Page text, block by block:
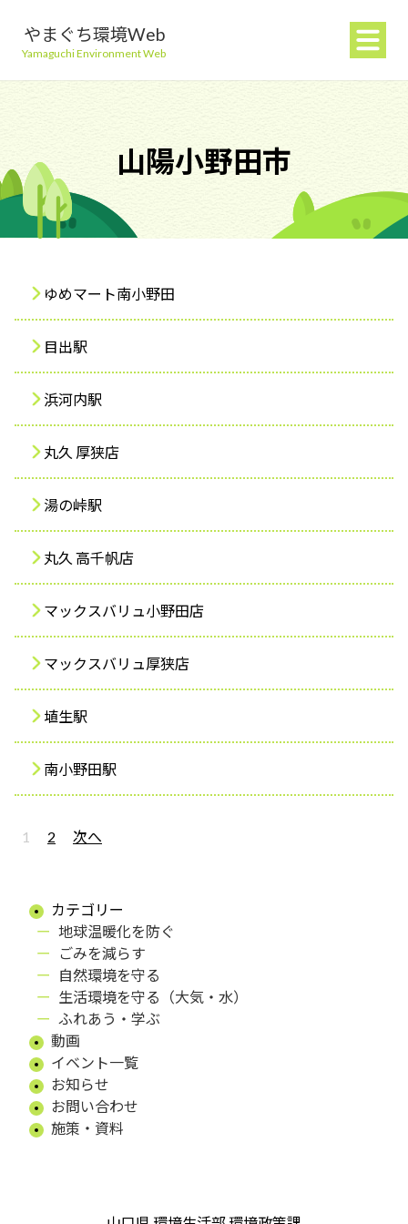
やまぐち環境Web
Yamaguchi Environment Web
地球温暖化を防ぐ
山陽小野田市
ゆめマート南小野田
目出駅
浜河内駅
丸久 厚狭店
湯の峠駅
丸久 高千帆店
マックスバリュ小野田店
マックスバリュ厚狭店
埴生駅
南小野田駅
1 2 次へ
カテゴリー
地球温暖化を防ぐ
ごみを減らす
自然環境を守る
生活環境を守る（大気・水）
ふれあう・学ぶ
動画
イベント一覧
お知らせ
お問い合わせ
施策・資料